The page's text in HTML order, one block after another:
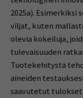
2025a).
viljat, kuten
olevia kokeiluja,
tulevaisuuden
Tuotekehitystä
aineiden
saavutetut